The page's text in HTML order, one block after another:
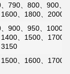
790、800、900、
、1800、2000
900、950、1000
、1500、1700
、1600、1700